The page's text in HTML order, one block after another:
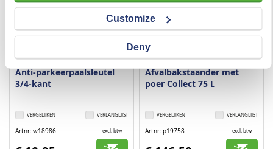
Customize
Deny
Anti-parkeerpaalsleutel
3/4-kant
VERLANGLIJST
VERGELIJKEN
Artnr w18986 excl. btw
Afvalbakstaander met
poer Collect 75 L
VERLANGLIJST
VERGELIJKEN
Artnr p19758 excl. btw